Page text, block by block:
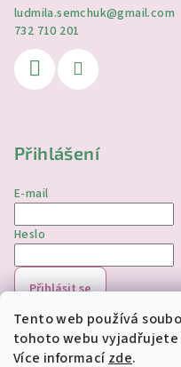
Tento web používá
tohoto webu vyjadřujete
Více informacízde.
ludmila.semchuk@gmail.com
732 710 201
Přihlášení
E-mail
Heslo
Přihlásit se
Nová registraceZapomenuté